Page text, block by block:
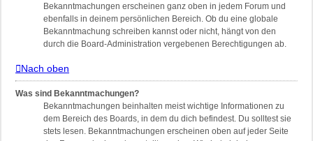
Bekanntmachungen erscheinen ganz oben in jedem Forum und
ebenfalls in deinem persönlichen Bereich. Ob du eine globale
Bekanntmachung schreiben kannst oder nicht, hängt von den
durch die Board-Administration vergebenen Berechtigungen ab.
Nach oben
Was sind Bekanntmachungen?
Bekanntmachungen beinhalten meist wichtige Informationen zu
dem Bereich des Boards, in dem du dich befindest. Du solltest sie
stets lesen. Bekanntmachungen erscheinen oben auf jeder Seite